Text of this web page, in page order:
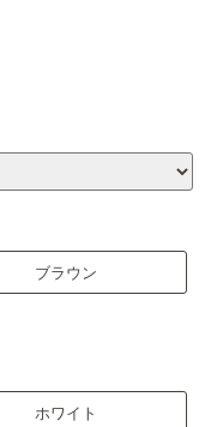
ブラウン
ホワイト